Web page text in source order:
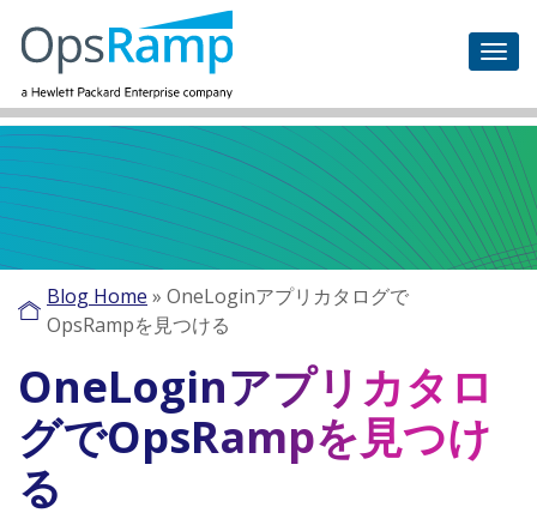
Blog Home » OneLoginアプリカタログで
OpsRampを見つける
OneLoginアプリカタロ
グでOpsRampを見つけ
る